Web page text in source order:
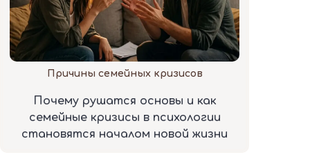
Причины семейных кризисов
Почему рушатся основы и как
семейные кризисы в психологии
становятся началом новой жизни